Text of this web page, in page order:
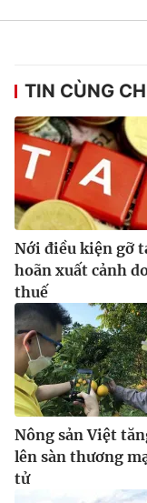
® Cấm sao chép
thuận bằng văn bản.
thông tin từ website
TIN CÙNG
Nới điều kiện gỡ
hoãn xuất cảnh
thuế
Nông sản Việt
lên sàn thương
tử